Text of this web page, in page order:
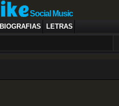
Social Music
BIOGRAFIAS LETRAS